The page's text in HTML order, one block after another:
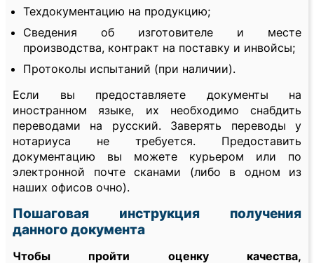
Техдокументацию на продукцию;
Сведения об изготовителе и месте
производства, контракт на поставку и инвойсы;
Протоколы испытаний (при наличии).
Если вы предоставляете документы на
иностранном языке, их необходимо снабдить
переводами на русский. Заверять переводы у
нотариуса не требуется. Предоставить
документацию вы можете курьером или по
электронной почте сканами (либо в одном из
наших офисов очно).
Пошаговая инструкция получения
данного документа
Чтобы пройти оценку качества,